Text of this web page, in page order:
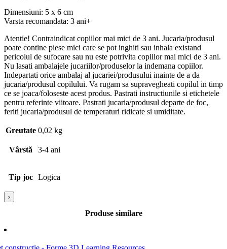
Dimensiuni: 5 x 6 cm
Varsta recomandata: 3 ani+
Atentie! Contraindicat copiilor mai mici de 3 ani. Jucaria/produsul
poate contine piese mici care se pot inghiti sau inhala existand
pericolul de sufocare sau nu este potrivita copiilor mai mici de 3 ani.
Nu lasati ambalajele jucariilor/produselor la indemana copiilor.
Indepartati orice ambalaj al jucariei/produsului inainte de a da
jucaria/produsul copilului. Va rugam sa supravegheati copilul in timp
ce se joaca/foloseste acest produs. Pastrati instructiunile si etichetele
pentru referinte viitoare. Pastrati jucaria/produsul departe de foc,
feriti jucaria/produsul de temperaturi ridicate si umiditate.
Greutate 0,02 kg
Vârstă 3-4 ani
Tip joc Logica
›
Produse similare